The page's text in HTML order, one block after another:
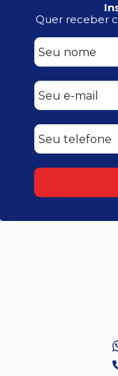
Quer receber